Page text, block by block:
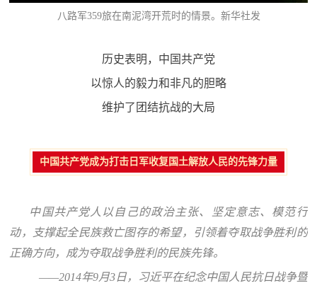
八路军359旅在南泥湾开荒时的情景。新华社发
历史表明，中国共产党
以惊人的毅力和非凡的胆略
维护了团结抗战的大局
中国共产党成为打击日军收复国土解放人民的先锋力量
中国共产党人以自己的政治主张、坚定意志、模范行
动，支撑起全民族救亡图存的希望，引领着夺取战争胜利的
正确方向，成为夺取战争胜利的民族先锋。
——2014年9月3日，习近平在纪念中国人民抗日战争暨